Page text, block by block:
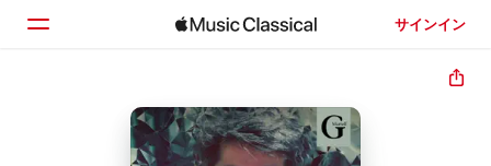
サインイン
見つける